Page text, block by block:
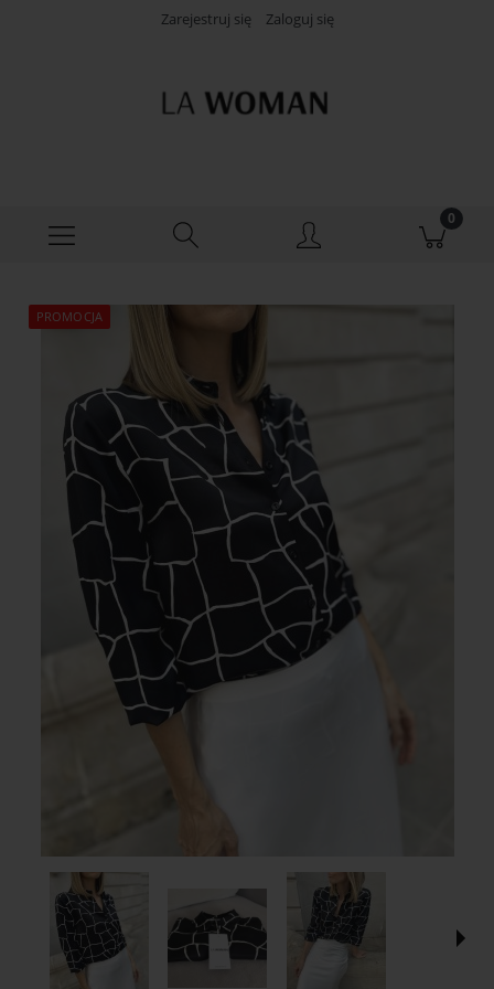
Zarejestruj się Zaloguj się
PROMOCJA